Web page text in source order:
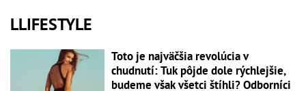
LLIFESTYLE
Toto je najväčšia revolúcia v
chudnutí: Tuk pôjde dole rýchlejšie,
budeme však všetci štíhli? Odborníci